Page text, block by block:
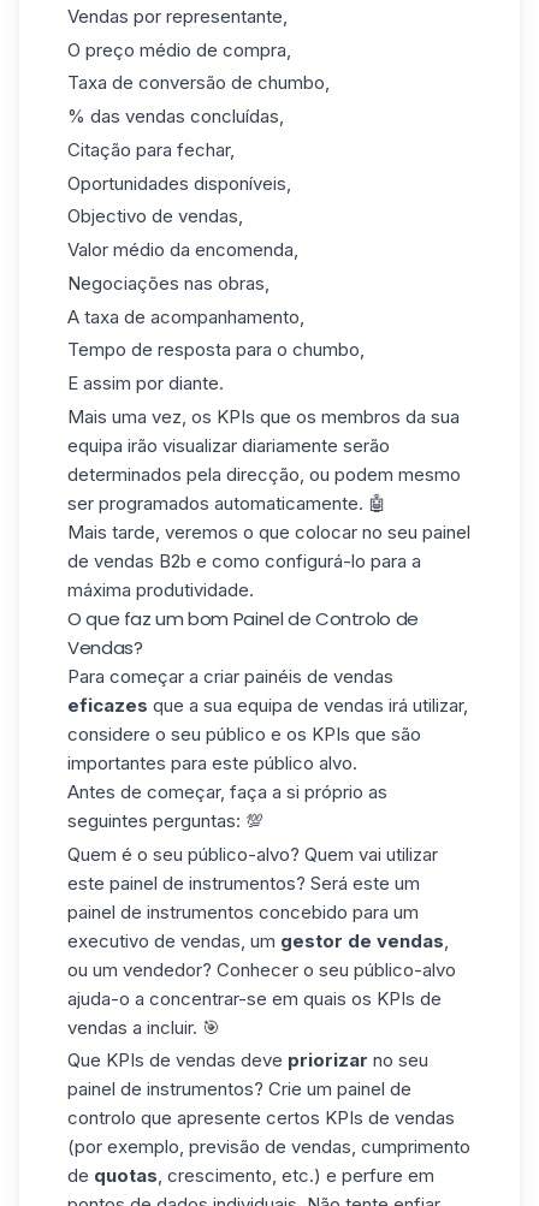
Vendas por representante,
O preço médio de compra,
Taxa de conversão de chumbo,
% das vendas concluídas,
Citação para fechar,
Oportunidades disponíveis,
Objectivo de vendas,
Valor médio da encomenda,
Negociações nas obras,
A taxa de acompanhamento
Tempo de resposta para o chumbo,
E assim por diante.
Mais uma vez, os KPIs que os membros da sua
equipa irão visualizar diariamente serão
determinados pela direcção, ou podem mesmo
ser programados automaticamente. 🤖
Mais tarde, veremos o que colocar no seu painel
de vendas B2b e como configurá-lo para a
máxima produtividade.
O que faz um bom Painel de Controlo de
Vendas?
Para começar a criar painéis de vendas
eficazes que a sua equipa de vendas irá utilizar,
considere o seu público e os KPIs que são
importantes para este público alvo.
Antes de começar, faça a si próprio as
seguintes perguntas: 💯
Quem é o seu público-alvo? Quem vai utilizar
este painel de instrumentos? Será este um
painel de instrumentos concebido para um
executivo de vendas, um gestor de vendas
ou um vendedor? Conhecer o seu público-alvo
ajuda-o a concentrar-se em quais os KPIs de
vendas a incluir. 🎯
Que KPIs de vendas deve priorizar no seu
painel de instrumentos? Crie um painel de
controlo que apresente certos KPIs de vendas
(por exemplo, previsão de vendas, cumprimento
de quotas, crescimento, etc.) e perfure em